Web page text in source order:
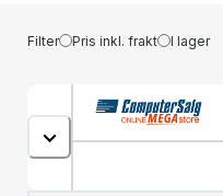
Filter Pris inkl. frakt I lager